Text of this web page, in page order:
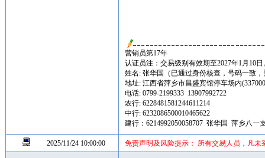
营销员第17年
认证员注：交易级别有效期至2027年1月10日
姓名: 张华国（已通过身份核查，号码一致
地址: 江西省萍乡市昌盛宾馆停车场内
电话: 0799-2199333 13907992722
农行: 6228481581244611214
中行: 6232086500010465622
建行：6214992050058707 张华国 萍乡八一
2025/11/24 10:00:00 免责声明及风险提示： 所有交易人员，凡